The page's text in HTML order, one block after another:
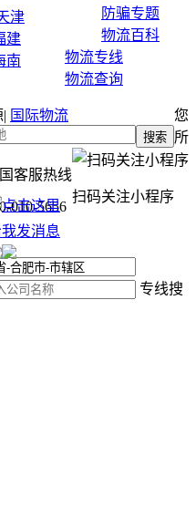
防骗专题
物流百科
物流专线
物流查询
| 国际物流
客服热线
010-5656
扫码关注小程序
津
建
南
您
所
专线搜